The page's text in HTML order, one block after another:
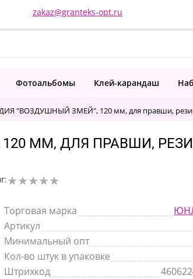
zakaz@granteks-opt.ru
Фотоальбомы Клей-карандаш
"ВОЗДУШНЫЙ ЗМЕЙ", 120 мм, для правши,
ММ, ДЛЯ ПРАВШИ,
Торговая марка
Артикул
Минимальный опт
Кол-во штук в упаковке
Штрихкод